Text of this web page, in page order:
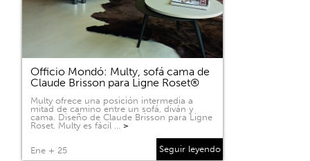
Officio Mondó: Multy, sofá cama de
Claude Brisson para Ligne Roset®
Multy ofrece una posición intermedia a
mitad de camino entre un sofá, diván y
cama. Diseño de Claude Brisson para Ligne
Roset. Multy es fácil … >
Ene + 25 Seguir leyendo